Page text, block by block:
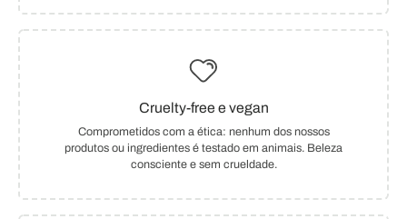
Cruelty-free e vegan
Comprometidos com a ética: nenhum dos nossos
produtos ou ingredientes é testado em animais. Beleza
consciente e sem crueldade.